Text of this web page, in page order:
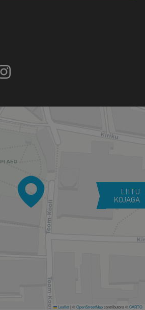
Leaflet| ©OpenStreetMapcontributors ©CARTO
LIITU
KOJAGA